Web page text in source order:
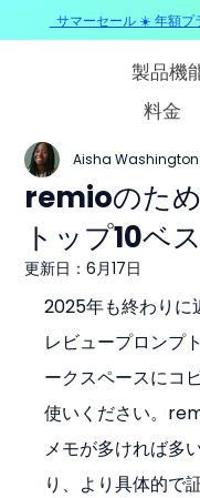
製品機
料金
remioのた
トップ10ベ
Aisha Washington
更新日：6月17日
2025年も終わりに
レビュープロンプ
ークスペースにコ
使いください。
メモが多ければ多
り、より具体的で
サマーセール ☀️ 年額プ